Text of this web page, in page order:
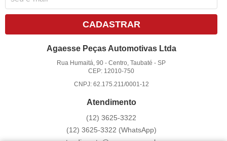
CADASTRAR
Agaesse Peças Automotivas Ltda
Rua Humaitá, 90 -Centro, Taubaté -SP
CEP: 12010-750
CNPJ: 62.175.211/0001-12
Atendimento
(12) 3625-3322
(12) 3625-3322 (WhatsApp)